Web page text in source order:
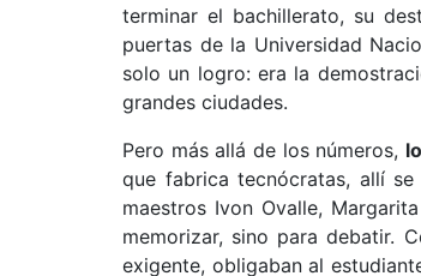
terminar el bachillerato, su
puertas de la Universidad
solo un logro: era la
grandes ciudades.
Pero más allá de los números,
que fabrica tecnócratas, allí
maestros Ivon Ovalle,
memorizar, sino para debatir.
exigente, obligaban al